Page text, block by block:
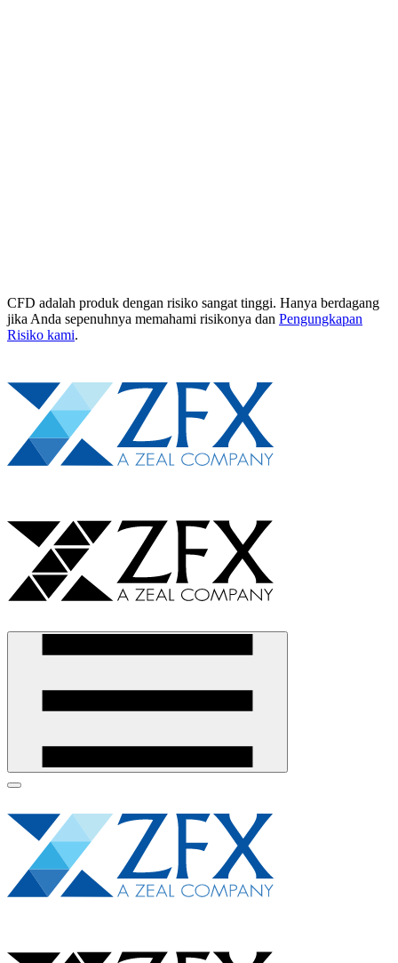
CFD adalah produk dengan risiko sangat tinggi. Hanya berdagang
jika Anda sepenuhnya memahami risikonya dan Pengungkapan
Risiko kami.